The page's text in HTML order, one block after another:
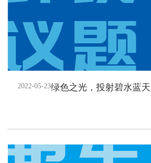
绿色之光，投射碧水蓝天
2022-05-23